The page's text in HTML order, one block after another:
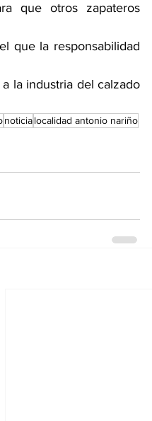
que otros zapateros
que la responsabilidad
la industria del calzado
noticialocalidad antonio nariño